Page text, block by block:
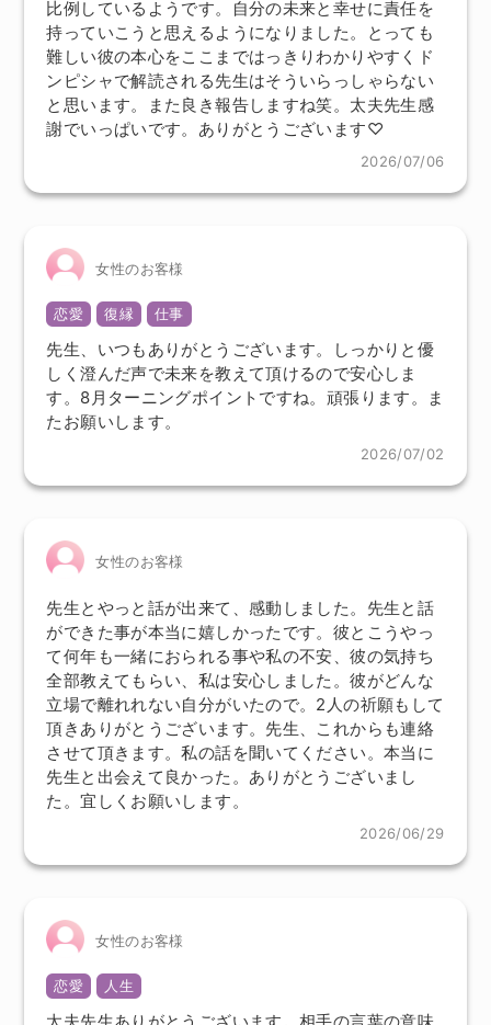
比例しているようです。自分の未来と幸せに責任を
持っていこうと思えるようになりました。とっても
難しい彼の本心をここまではっきりわかりやすくド
ンピシャで解読される先生はそういらっしゃらない
と思います。また良き報告しますね笑。太夫先生感
謝でいっぱいです。ありがとうございます♡
2026/07/06
女性のお客様
恋愛 復縁 仕事
先生、いつもありがとうございます。しっかりと優
しく澄んだ声で未来を教えて頂けるので安心しま
す。8月ターニングポイントですね。頑張ります。ま
たお願いします。
2026/07/02
女性のお客様
先生とやっと話が出来て、感動しました。先生と話
ができた事が本当に嬉しかったです。彼とこうやっ
て何年も一緒におられる事や私の不安、彼の気持ち
全部教えてもらい、私は安心しました。彼がどんな
立場で離れれない自分がいたので。2人の祈願もして
頂きありがとうございます。先生、これからも連絡
させて頂きます。私の話を聞いてください。本当に
先生と出会えて良かった。ありがとうございまし
た。宜しくお願いします。
2026/06/29
女性のお客様
恋愛 人生